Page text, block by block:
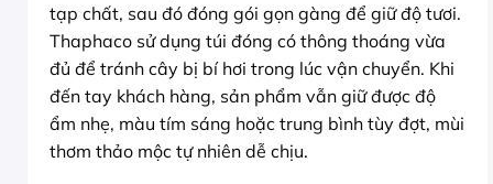
tạp chất, sau đó đóng gói gọn gàng để giữ độ tươi.
Thaphaco sử dụng túi đóng có thông thoáng vừa
đủ để tránh cây bị bí hơi trong lúc vận chuyển. Khi
đến tay khách hàng, sản phẩm vẫn giữ được độ
ẩm nhẹ, màu tím sáng hoặc trung bình tùy đợt, mùi
thơm thảo mộc tự nhiên dễ chịu.